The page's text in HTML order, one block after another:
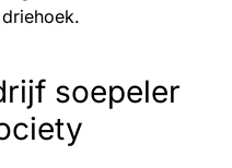
soepeler